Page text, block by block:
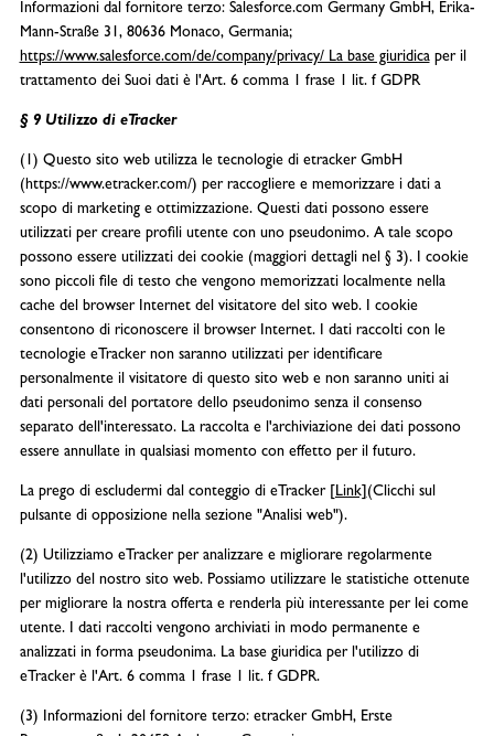
Informazioni dal fornitore terzo: Salesforce.com Germany GmbH, Erika-
Mann-Straße 31, 80636 Monaco, Germania;
https://www.salesforce.com/de/company/privacy/ La base giuridicaper il
trattamento dei Suoi dati è l'Art. 6 comma 1 frase 1 lit. f GDPR
§ 9 Utilizzo di eTracker
(1) Questo sito web utilizza le tecnologie di etracker GmbH
(https://www.etracker.com/) per raccogliere e memorizzare i dati a
scopo di marketing e ottimizzazione. Questi dati possono essere
utilizzati per creare profili utente con uno pseudonimo. A tale scopo
possono essere utilizzati dei cookie (maggiori dettagli nel § 3). I cookie
sono piccoli file di testo che vengono memorizzati localmente nella
cache del browser Internet del visitatore del sito web. I cookie
consentono di riconoscere il browser Internet. I dati raccolti con le
tecnologie eTracker non saranno utilizzati per identificare
personalmente il visitatore di questo sito web e non saranno uniti ai
dati personali del portatore dello pseudonimo senza il consenso
separato dell'interessato. La raccolta e l'archiviazione dei dati possono
essere annullate in qualsiasi momento con effetto per il futuro.
La prego di escludermi dal conteggio di eTracker [Link] (Clicchi sul
pulsante di opposizione nella sezione "Analisi web").
(2) Utilizziamo eTracker per analizzare e migliorare regolarmente
l'utilizzo del nostro sito web. Possiamo utilizzare le statistiche ottenute
per migliorare la nostra offerta e renderla più interessante per lei come
utente. I dati raccolti vengono archiviati in modo permanente e
analizzati in forma pseudonima. La base giuridica per l'utilizzo di
eTracker è l'Art. 6 comma 1 frase 1 lit. f GDPR.
(3) Informazioni del fornitore terzo: etracker GmbH, Erste